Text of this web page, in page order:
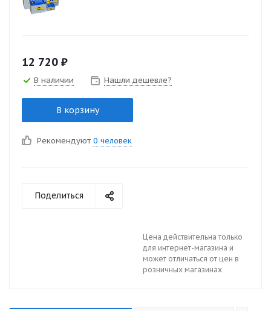
12 720 ₽
В наличии Нашли дешевле?
В корзину
Рекомендуют 0 человек
Поделиться
Цена действительна только
для интернет-магазина и
может отличаться от цен в
розничных магазинах